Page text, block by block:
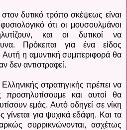
δυτικό τρόπο σκέψεως είναι
ότι οι μουσουλμάνοι
και οι δυτικοί να
Πρόκειται για ένα είδος
η αμυντική συμπεριφορά θα
δεν αντιστραφεί.
στρατηγικής πρέπει να
προσηλυτίσουμε και αυτοί θα
εμάς. Αυτό οδηγεί σε νίκη
για ψυχικά εδάφη. Και τα
συρρικνώνονται, ασχέτως